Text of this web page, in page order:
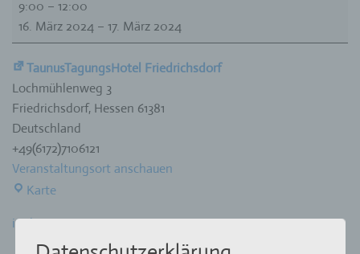
Sing
and
Swing
9:00 – 12:00
16. März 2024 – 17. März 2024
TaunusTagungsHotel Friedrichsdorf
Lochmühlenweg 3
Friedrichsdorf, Hessen 61381
Deutschland
+49(6172)7106121
Veranstaltungsort anschauen
KarteTaunusTagungsHotel
iCal